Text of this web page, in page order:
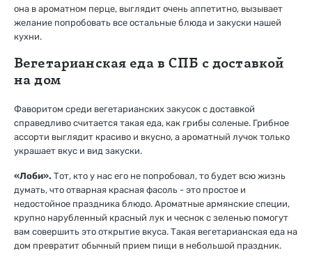
она в ароматном перце, выглядит очень аппетитно, вызывает
желание попробовать все остальные блюда и закуски нашей
кухни.
Вегетарианская еда в СПБ с доставкой
на дом
Фаворитом среди вегетарианских закусок с доставкой
справедливо считается такая еда, как грибы соленые. Грибное
ассорти выглядит красиво и вкусно, а ароматный лучок только
украшает вкус и вид закуски.
«Лоби». Тот, кто у нас его не попробовал, то будет всю жизнь
думать, что отварная красная фасоль - это простое и
недостойное праздника блюдо. Ароматные армянские специи,
крупно нарубленный красный лук и чеснок с зеленью помогут
вам совершить это открытие вкуса. Такая вегетарианская еда на
дом превратит обычный прием пищи в небольшой праздник.